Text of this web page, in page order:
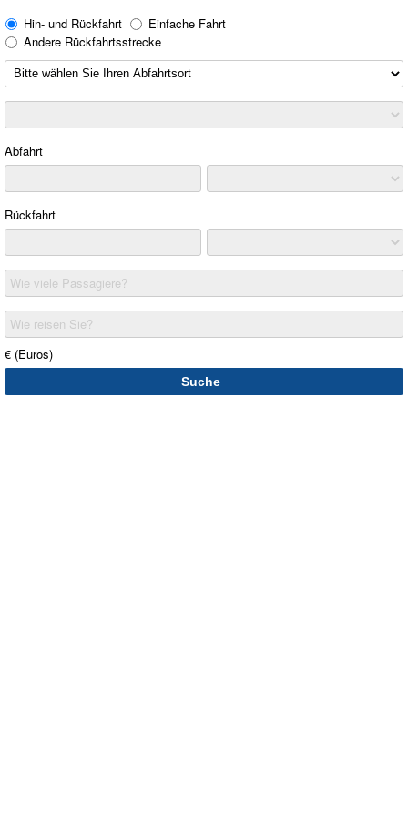
Hin- und Rückfahrt
Einfache Fahrt
Andere Rückfahrtsstrecke
Abfahrt
Rückfahrt
Wie viele Passagiere?
Wie reisen Sie?
€ (Euros)
Suche